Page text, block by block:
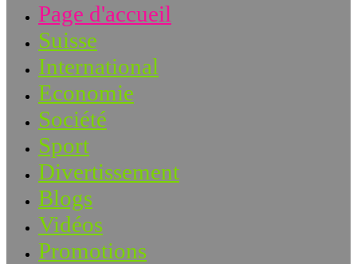
Page d'accueil
Suisse
International
Economie
Société
Sport
Divertissement
Blogs
Vidéos
Promotions